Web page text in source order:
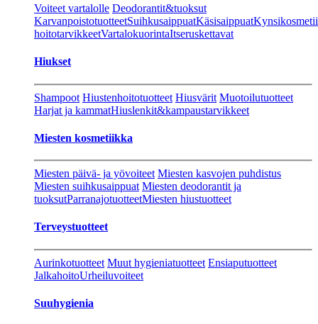
Voiteet vartalolle Deodorantit&tuoksut
KarvanpoistotuotteetSuihkusaippuatKäsisaippuat
hoitotarvikkeetVartalokuorintaItseruskettavat
Hiukset
Shampoot Hiustenhoitotuotteet Hiusvärit Muotoilutuotteet
Harjat ja kammatHiuslenkit&kampaustarvikkeet
Miesten kosmetiikka
Miesten päivä- ja yövoiteet Miesten kasvojen puhdistus
Miesten suihkusaippuat Miesten deodorantit ja
tuoksutParranajotuotteetMiesten hiustuotteet
Terveystuotteet
Aurinkotuotteet Muut hygieniatuotteet Ensiaputuotteet
JalkahoitoUrheiluvoiteet
Suuhygienia